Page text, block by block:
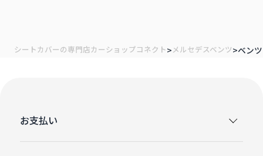
シートカバーの専門店カーショップコネクト メルセデスベンツ ベン
お支払い